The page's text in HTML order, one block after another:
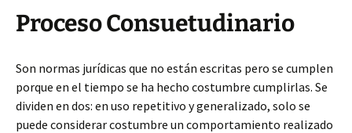
Proceso Consuetudinario
Son normas jurídicas que no están escritas pero se cumplen
porque en el tiempo se ha hecho costumbre cumplirlas. Se
dividen en dos: en uso repetitivo y generalizado, solo se
puede considerar costumbre un comportamiento realizado